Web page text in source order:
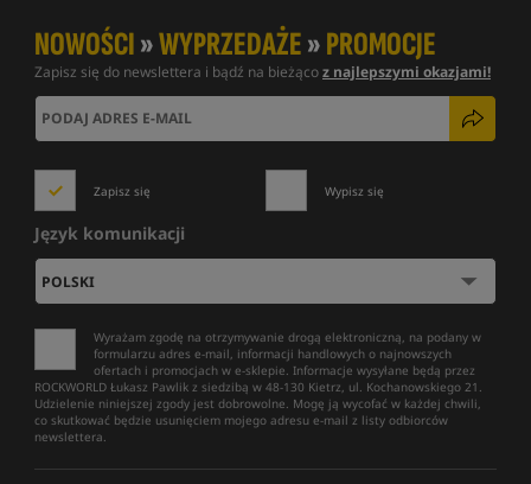
NOWOŚCI»WYPRZEDAŻE»PROMOCJE
Zapisz się do newslettera i bądź na bieżącoz najlepszymi okazjami!
Zapisz się Wypisz się
Język komunikacji
Wyrażam zgodę na otrzymywanie drogą elektroniczną, na podany w
formularzu adres e-mail, informacji handlowych o najnowszych
ofertach i promocjach w e-sklepie. Informacje wysyłane będą przez
ROCKWORLD Łukasz Pawlik z siedzibą w 48-130 Kietrz, ul. Kochanowskiego 21.
Udzielenie niniejszej zgody jest dobrowolne. Mogę ją wycofać w każdej chwili,
co skutkować będzie usunięciem mojego adresu e-mail z listy odbiorców
newslettera.